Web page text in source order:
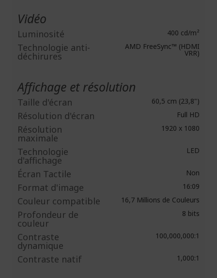
Vidéo
Luminosité 400 cd/m²
Technologie anti-
déchirures
AMD FreeSync™ (HDMI
VRR)
Affichage et résolution
Taille d'écran 60,5 cm (23,8")
Résolution d'écran Full HD
Résolution
maximale
1920 x 1080
Technologie
d'affichage
LED
Écran Tactile Non
Format d'image 16:09
Couleur compatible 16,7 Millions de Couleurs
Profondeur de
couleur
8 bits
Contraste
dynamique
100,000,000:1
Contraste natif 1,000:1